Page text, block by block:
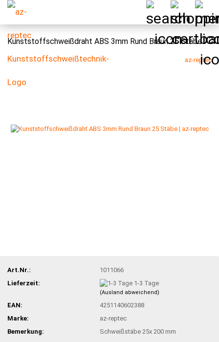
Kunststoffschweißdraht ABS 3mm Rund Braun 25 Stäbe
az-reptec
Art.Nr.:
1011066
Lieferzeit:
1-3 Tage
(Ausland abweichend)
EAN:
4251140602388
Marke:
az-reptec
Bemerkung:
Schweißstäbe 25x 200 mm